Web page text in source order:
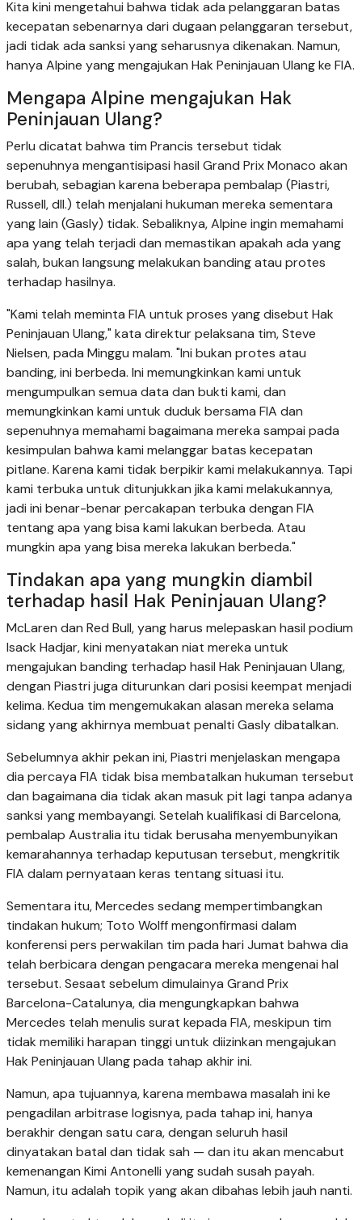
Kita kini mengetahui bahwa tidak ada pelanggaran batas
kecepatan sebenarnya dari dugaan pelanggaran tersebut,
jadi tidak ada sanksi yang seharusnya dikenakan. Namun,
hanya Alpine yang mengajukan Hak Peninjauan Ulang ke FIA.
Mengapa Alpine mengajukan Hak
Peninjauan Ulang?
Perlu dicatat bahwa tim Prancis tersebut tidak
sepenuhnya mengantisipasi hasil Grand Prix Monaco akan
berubah, sebagian karena beberapa pembalap (Piastri,
Russell, dll.) telah menjalani hukuman mereka sementara
yang lain (Gasly) tidak. Sebaliknya, Alpine ingin memahami
apa yang telah terjadi dan memastikan apakah ada yang
salah, bukan langsung melakukan banding atau protes
terhadap hasilnya.
"Kami telah meminta FIA untuk proses yang disebut Hak
Peninjauan Ulang," kata direktur pelaksana tim, Steve
Nielsen, pada Minggu malam. "Ini bukan protes atau
banding, ini berbeda. Ini memungkinkan kami untuk
mengumpulkan semua data dan bukti kami, dan
memungkinkan kami untuk duduk bersama FIA dan
sepenuhnya memahami bagaimana mereka sampai pada
kesimpulan bahwa kami melanggar batas kecepatan
pitlane. Karena kami tidak berpikir kami melakukannya. Tapi
kami terbuka untuk ditunjukkan jika kami melakukannya,
jadi ini benar-benar percakapan terbuka dengan FIA
tentang apa yang bisa kami lakukan berbeda. Atau
mungkin apa yang bisa mereka lakukan berbeda."
Tindakan apa yang mungkin diambil
terhadap hasil Hak Peninjauan Ulang?
McLaren dan Red Bull, yang harus melepaskan hasil podium
Isack Hadjar, kini menyatakan niat mereka untuk
mengajukan banding terhadap hasil Hak Peninjauan Ulang,
dengan Piastri juga diturunkan dari posisi keempat menjadi
kelima. Kedua tim mengemukakan alasan mereka selama
sidang yang akhirnya membuat penalti Gasly dibatalkan.
Sebelumnya akhir pekan ini, Piastri menjelaskan mengapa
dia percaya FIA tidak bisa membatalkan hukuman tersebut
dan bagaimana dia tidak akan masuk pit lagi tanpa adanya
sanksi yang membayangi. Setelah kualifikasi di Barcelona,
pembalap Australia itu tidak berusaha menyembunyikan
kemarahannya terhadap keputusan tersebut, mengkritik
FIA dalam pernyataan keras tentang situasi itu.
Sementara itu, Mercedes sedang mempertimbangkan
tindakan hukum; Toto Wolff mengonfirmasi dalam
konferensi pers perwakilan tim pada hari Jumat bahwa dia
telah berbicara dengan pengacara mereka mengenai hal
tersebut. Sesaat sebelum dimulainya Grand Prix
Barcelona-Catalunya, dia mengungkapkan bahwa
Mercedes telah menulis surat kepada FIA, meskipun tim
tidak memiliki harapan tinggi untuk diizinkan mengajukan
Hak Peninjauan Ulang pada tahap akhir ini.
Namun, apa tujuannya, karena membawa masalah ini ke
pengadilan arbitrase logisnya, pada tahap ini, hanya
berakhir dengan satu cara, dengan seluruh hasil
dinyatakan batal dan tidak sah — dan itu akan mencabut
kemenangan Kimi Antonelli yang sudah susah payah.
Namun, itu adalah topik yang akan dibahas lebih jauh nanti.